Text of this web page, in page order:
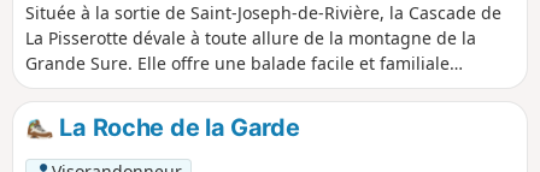
Située à la sortie de Saint-Joseph-de-Rivière, la Cascade de
La Pisserotte dévale à toute allure de la montagne de la
Grande Sure. Elle offre une balade facile et familiale
jusqu'au pied de la cascade. Encaissée dans la montagne,
elle est un havre de fraîcheur et un site calme et reposant.
Cette cascade de 64 m de haut est accessible facilement en
15 min de marche. Elle est particulièrement
La Roche de la Garde